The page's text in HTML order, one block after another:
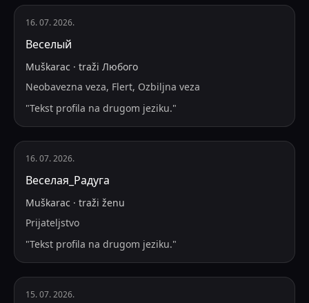
16. 07. 2026.
Веселый
Muškarac · traži Любого
Neobavezna veza, Flert, Ozbiljna veza
"Tekst profila na drugom jeziku."
16. 07. 2026.
Веселая_Радуга
Muškarac · traži ženu
Prijateljstvo
"Tekst profila na drugom jeziku."
15. 07. 2026.